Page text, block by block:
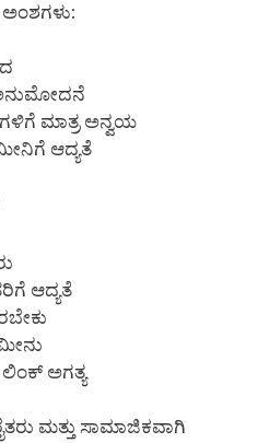
ಮಾತ್ರ ಅನ್ವಯ
ಆದ್ಯತೆ
ಆದ್ಯತೆ
ಲಿಂಕ್ ಅಗತ್ಯ
ಮತ್ತು ಸಾಮಾಜಿಕವಾಗಿ